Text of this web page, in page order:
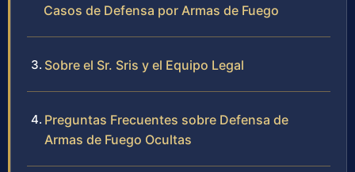
Casos de Defensa por Armas de Fuego
Sobre el Sr. Sris y el Equipo Legal
Preguntas Frecuentes sobre Defensa de
Armas de Fuego Ocultas